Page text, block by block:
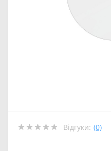
Відгуки: (0)